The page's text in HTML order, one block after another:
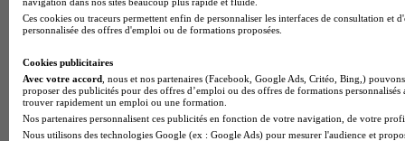
BTS Tourisme à Bordeaux
BTS Tourisme à Lyon
BTS Tourisme à Toulouse
Licence Psychologie à Lille
Master Informatique à Paris
BTS Communication à Bordeaux
Master Psychologie à Angers
Ces cookies ou traceurs permettent enfin de personnaliser les interfaces de consultation et
personnalisée des offres d'emploi ou de formations proposées.
Cookies publicitaires
Avec votre accord , nous et nos partenaires (Facebook, Google Ads, Critéo, Bing,)
proposer des publicités pour des offres d’emploi ou des offres de formations
trouver rapidement un emploi ou une formation.
Nos partenaires personnalisent ces publicités en fonction de votre navigation, de votre
Nous utilisons des technologies Google (ex : Google Ads) pour mesurer l'audience et